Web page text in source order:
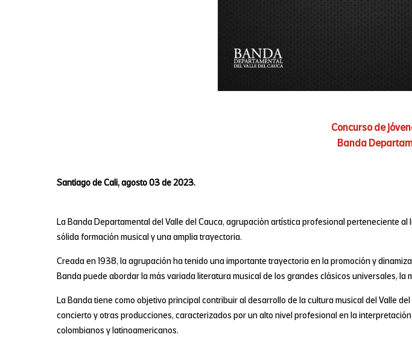
Concurso de
Banda
Santiago de Cali, agosto 03 de 2023.
La Banda Departamental del Valle del Cauca, agrupación artística profesional perteneciente
sólida formación musical y una amplia trayectoria.
Creada en 1938, la agrupación ha tenido una importante trayectoria en la promoción y
Banda puede abordar la más variada literatura musical de los grandes clásicos universales,
La Banda tiene como objetivo principal contribuir al desarrollo de la cultura musical del Valle
concierto y otras producciones, caracterizados por un alto nivel profesional en la
colombianos y latinoamericanos.